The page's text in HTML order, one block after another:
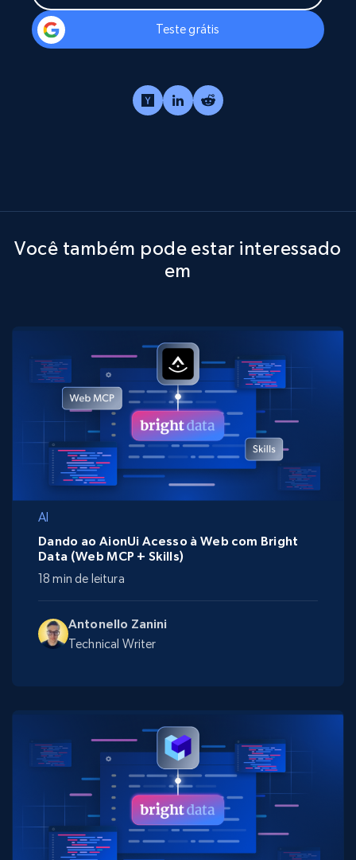
Teste grátis
Você também pode estar interessado
em
AI
Antonello Zanini
Technical Writer
Dando ao AionUi Acesso à Web com Bright
Data (Web MCP + Skills)
18 min de leitura